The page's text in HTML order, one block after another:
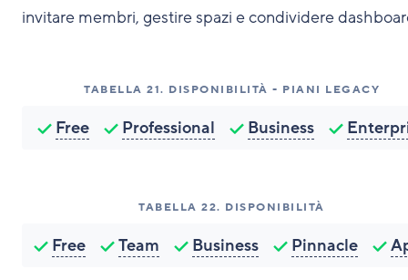
invitare membri, gestire spazi e condividere
TABELLA 21. DISPONIBILITÀ - PIANI LEGACY
Free Professional Business
TABELLA 22. DISPONIBILITÀ
Free Team Business Pinnacle